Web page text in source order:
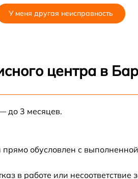
от 60 мин
от 60 мин
У меня другая неисправность
центра в
до 3 месяцев.
обусловлен с
в работе или